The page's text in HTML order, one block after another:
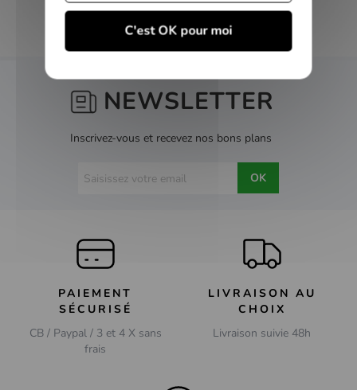
NEWSLETTER
Inscrivez-vous et recevez nos bons plans
OK
PAIEMENT
SÉCURISÉ
CB / Paypal / 3 et 4 X sans
frais
LIVRAISON AU
CHOIX
Livraison suivie 48h
C'est OK pour moi